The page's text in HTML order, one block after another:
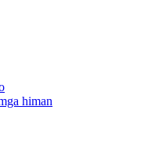
himan